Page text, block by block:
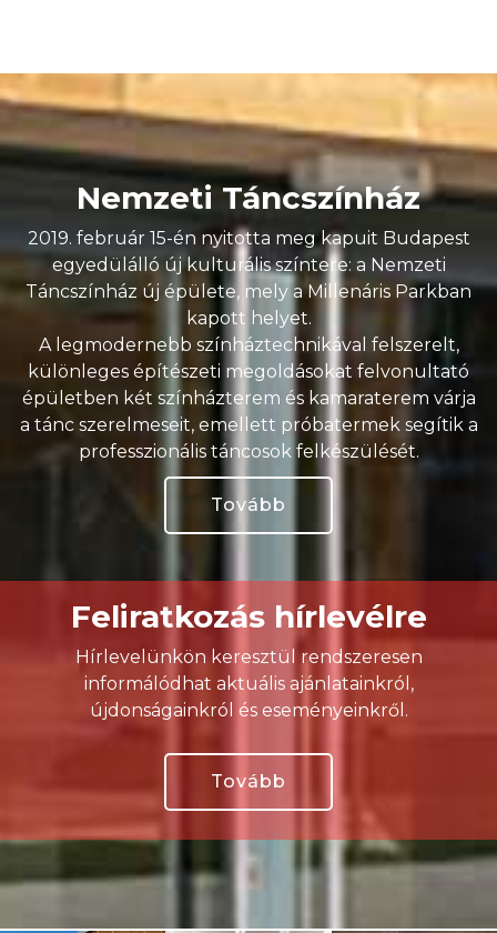
Nemzeti Táncszínház
2019. február 15-én nyitotta meg kapuit Budapest
egyedülálló új kulturális színtere: a Nemzeti
Táncszínház új épülete, mely a Millenáris Parkban
kapott helyet.
A legmodernebb színháztechnikával felszerelt,
különleges építészeti megoldásokat felvonultató
épületben két színházterem és kamaraterem várja
a tánc szerelmeseit, emellett próbatermek segítik a
professzionális táncosok felkészülését.
Tovább
Feliratkozás hírlevélre
Hírlevelünkön keresztül rendszeresen
informálódhat aktuális ajánlatainkról,
újdonságainkról és eseményeinkről.
Tovább